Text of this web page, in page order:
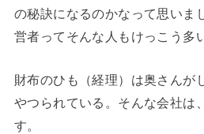
の秘訣になるのかなって思いま
営者ってそんな人もけっこう多
財布のひも（経理）は奥さんが
やつられている。そんな会社は
す。